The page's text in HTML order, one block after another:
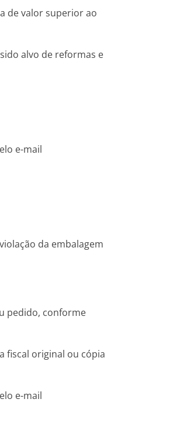
de valor superior ao
alvo de reformas e
e-mail
da embalagem
pedido, conforme
fiscal original ou cópia
e-mail